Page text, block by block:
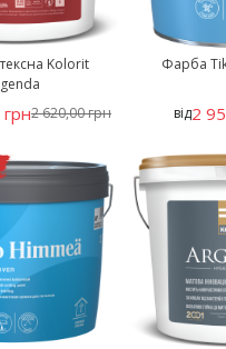
Kolorit
2 620,00 грн
Фарба
від2